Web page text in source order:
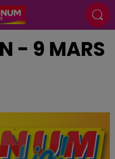
- 9 MARS